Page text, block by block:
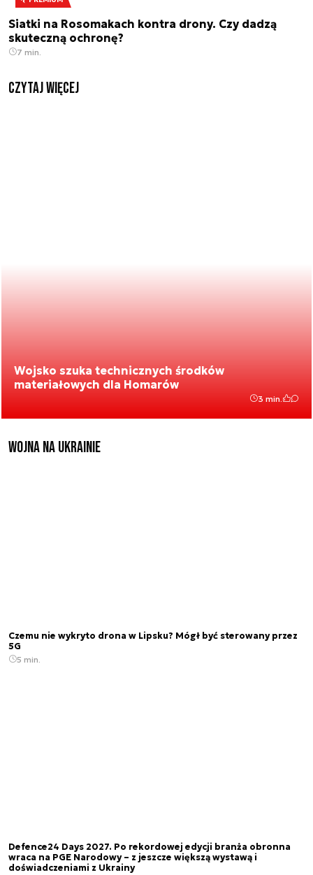
Siatki na Rosomakach kontra drony. Czy dadzą
skuteczną ochronę?
7 min.
czytaj więcej
Wojsko szuka technicznych środków
materiałowych dla Homarów
3 min.
Wojna na Ukrainie
Czemu nie wykryto drona w Lipsku? Mógł być sterowany przez
5G
5 min.
Defence24 Days 2027. Po rekordowej edycji branża obronna
wraca na PGE Narodowy – z jeszcze większą wystawą i
doświadczeniami z Ukrainy